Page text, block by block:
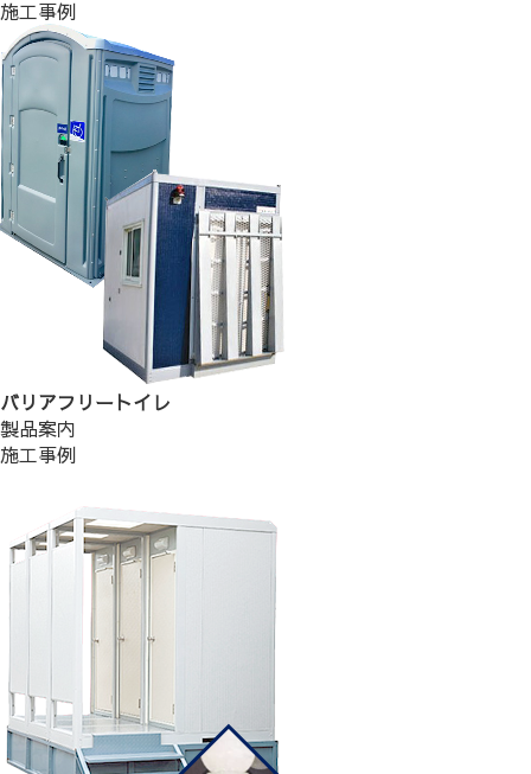
施工事例
バリアフリートイレ
製品案内
施工事例